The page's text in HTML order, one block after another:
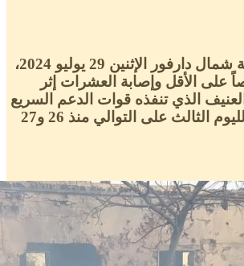
ولاية شمال دارفور الإثنين 29 يوليو 2024،
60 شخصاً على الأقل وإصابة العشرات إثر
الذي تنفذه قوات الدعم السريع
في مدينة الفاشر لليوم الثالث على التوالي منذ 26 و27